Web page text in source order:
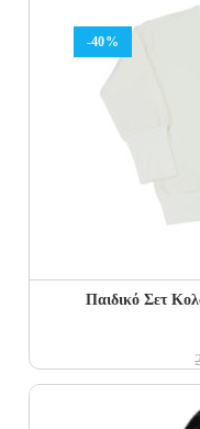
-40%
Παιδικό Σετ